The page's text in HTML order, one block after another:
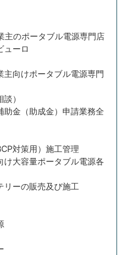
のポータブル電源専門店
ューロ
主向けポータブル電源専門
）
金（助成金）申請業務全
対策用）施工管理
け大容量ポータブル電源各
リーの販売及び施工